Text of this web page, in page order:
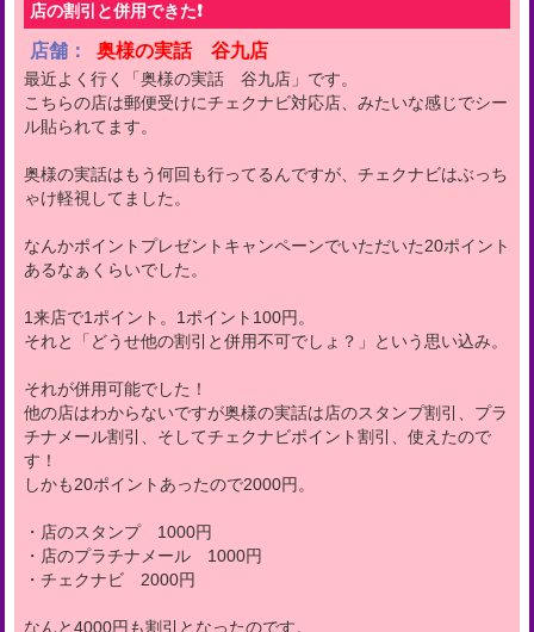
店の割引と併用できた❗️
店舗： 奥様の実話 谷九店
最近よく行く「奥様の実話 谷九店」です。
こちらの店は郵便受けにチェクナビ対応店、みたいな感じでシー
ル貼られてます。
奥様の実話はもう何回も行ってるんですが、チェクナビはぶっち
ゃけ軽視してました。
なんかポイントプレゼントキャンペーンでいただいた20ポイント
あるなぁくらいでした。
1来店で1ポイント。1ポイント100円。
それと「どうせ他の割引と併用不可でしょ？」という思い込み。
それが併用可能でした！
他の店はわからないですが奥様の実話は店のスタンプ割引、プラ
チナメール割引、そしてチェクナビポイント割引、使えたので
す！
しかも20ポイントあったので2000円。
・店のスタンプ 1000円
・店のプラチナメール 1000円
・チェクナビ 2000円
なんと4000円も割引となったのです。